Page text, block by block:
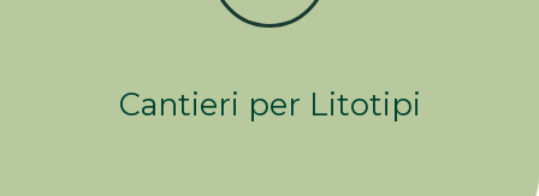
Cantieri per Applicazioni